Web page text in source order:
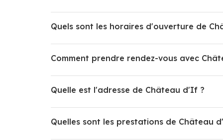
Quels sont les horaires d'ouverture de
Comment prendre rendez-vous avec
Quelle est l'adresse de Château d'If ?
Quelles sont les prestations de Château